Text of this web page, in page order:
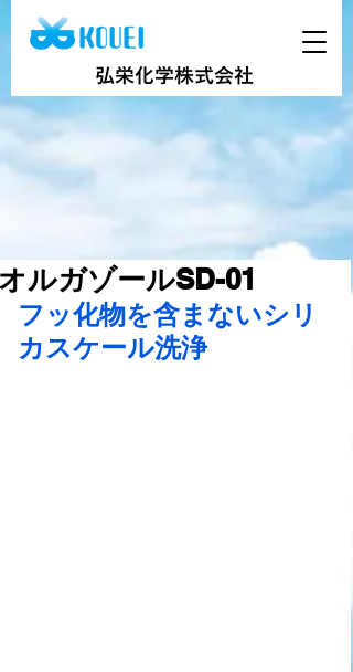
弘栄化学株式会社
ルガゾールSD-01
フッ化物を含まないシリ
カスケール洗浄